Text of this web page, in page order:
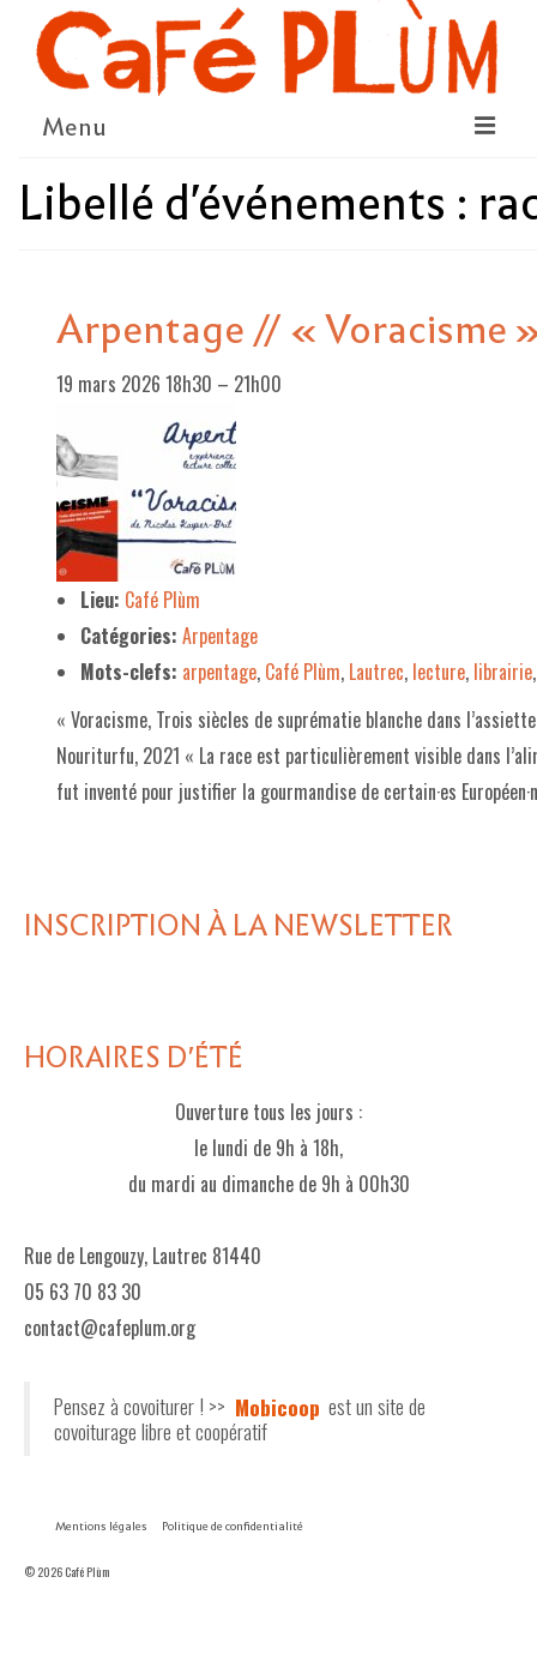
Menu
LE PROJET
NOUS SOUTENIR
LE PROGRAMME
DÉTAIL DES ÉVÉNEMENTS
LA SAISON CULTURELLE
AMI·ES ARTISTES
LE PROJET DE TERRITOIRE
LE CAFÉ/RESTO
LES FORMULES
LA CARTE
NOS FOURNISSEUR·EUSE·S
COMMANDER UN LIVRE
Libellé d'événements :
Arpentage // « Voracisme
19 mars 2026 18h30 – 21h00
Lieu: Café Plùm
Catégories: Arpentage
Mots-clefs: arpentage, Café Plùm, Lautrec, lecture, librairie
« Voracisme, Trois siècles de suprématie blanche dans
Nouriturfu, 2021 « La race est particulièrement visible dans
fut inventé pour justifier la gourmandise de certain·es
INSCRIPTION À LA NEWSLETTER
HORAIRES D'ÉTÉ
Ouverture tous les jours :
le lundi de 9h à 18h,
du mardi au dimanche de 9h à 00h30
Rue de Lengouzy, Lautrec 81440
05 63 70 83 30
contact@cafeplum.org
Pensez à covoiturer ! >> Mobicoop est un site de
covoiturage libre et coopératif
Mentions légales Politique de confidentialité
© 2026 Café Plùm